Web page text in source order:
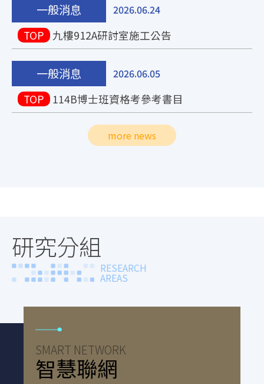
一般消息 2026.06.24
TOP 九樓912A研討室施工公告
一般消息 2026.06.05
TOP 114B博士班資格考參考書目
more news
研究分組
RESEARCH
AREAS
SMART NETWORK
智慧聯網